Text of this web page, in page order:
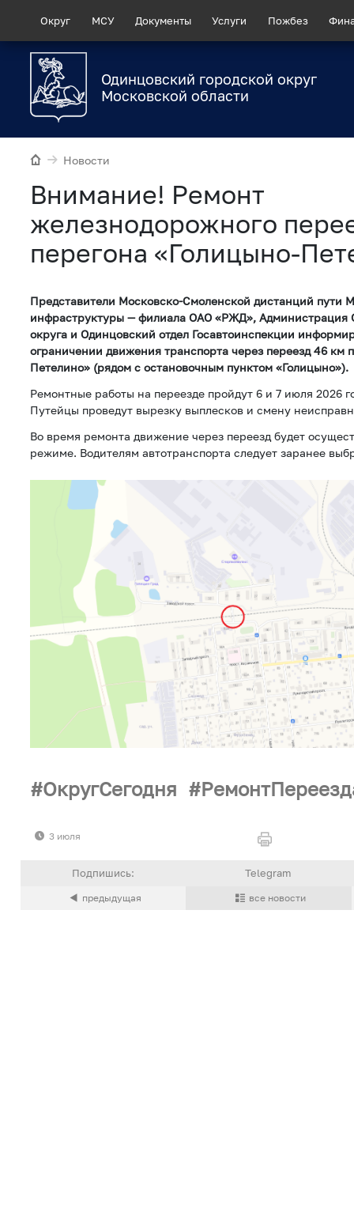
Округ МСУ Документы Услуги Пожбез
Одинцовский городской округ
Московской области
Новости
Внимание! Ремонт
железнодорожного
перегона «Голицыно-
Представители Московско-Смоленской дистанций пути
инфраструктуры — филиала ОАО «РЖД», Администрация
округа и Одинцовский отдел Госавтоинспекции
ограничении движения транспорта через переезд 46 км
Петелино» (рядом с остановочным пунктом «Голицыно»).
Ремонтные работы на переезде пройдут 6 и 7 июля 2026
Путейцы проведут вырезку выплесков и смену
Во время ремонта движение через переезд будет
режиме. Водителям автотранспорта следует заранее
ОкругСегодня
3 июля